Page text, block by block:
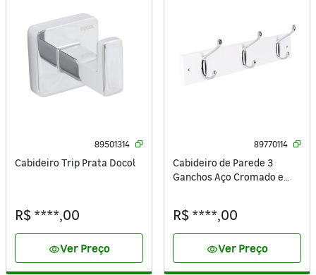
89501314
Cabideiro Trip Prata Docol
R$ ****,00
visibilityVer Preço
89770114
Cabideiro de Parede 3
Ganchos Aço Cromado e
R$ ****,00
visibilityVer Preço